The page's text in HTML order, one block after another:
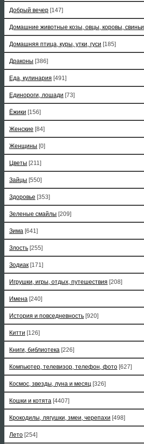
Добрый вечер [147]
Домашние животные козы, овцы, коровы, свиньи
Домашняя птица, куры, утки, гуси [185]
Драконы [386]
Еда, кулинария [491]
Единороги, лошади [73]
Ёжики [156]
Женские [84]
Женщины [0]
Цветы [211]
Зайцы [550]
Здоровье [353]
Зеленые смайлы [209]
Зима [641]
Злость [255]
Зодиак [171]
Игрушки, игры, отдых, путешествия [208]
Имена [240]
История и повседневность [920]
Китти [126]
Книги, библиотека [226]
Компьютер, телевизор, телефон, фото [627]
Космос, звезды, луна и месяц [326]
Кошки и котята [4407]
Крокодилы, лягушки, змеи, черепахи [498]
Лето [254]